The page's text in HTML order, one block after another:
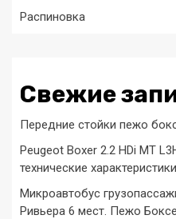
Распиновка
Свежие
Передние стойки пежо
Peugeot Boxer 2.2 HDi MT
технические характеристики
Микроавтобус
Ривьера 6 мест. Пежо